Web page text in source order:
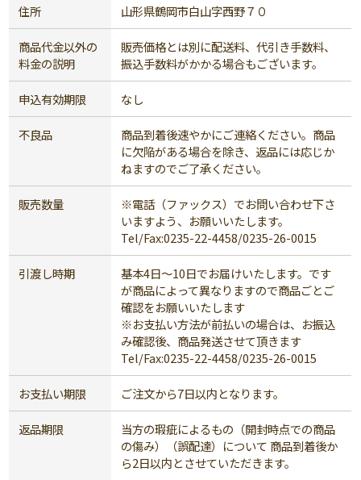
住所 山形県鶴岡市白山字西野７０
商品代金以外の
料金の説明
販売価格とは別に配送料、代引き手数料、
振込手数料がかかる場合もございます。
申込有効期限 なし
不良品
商品到着後速やかにご連絡ください。商品
に欠陥がある場合を除き、返品には応じか
ねますのでご了承ください。
販売数量
※電話（ファックス）でお問い合わせ下さ
いますよう、お願いいたします。
Tel/Fax:0235-22-4458/0235-26-0015
引渡し時期
基本4日～10日でお届けいたします。です
が商品によって異なりますので商品ごとご
確認をお願いいたします
※お支払い方法が前払いの場合は、お振込
み確認後、商品発送させて頂きます
Tel/Fax:0235-22-4458/0235-26-0015
お支払い期限 ご注文から7日以内となります。
返品期限
当方の瑕疵によるもの（開封時点での商品
の傷み）（誤配達）について 商品到着後か
ら2日以内とさせていただきます。